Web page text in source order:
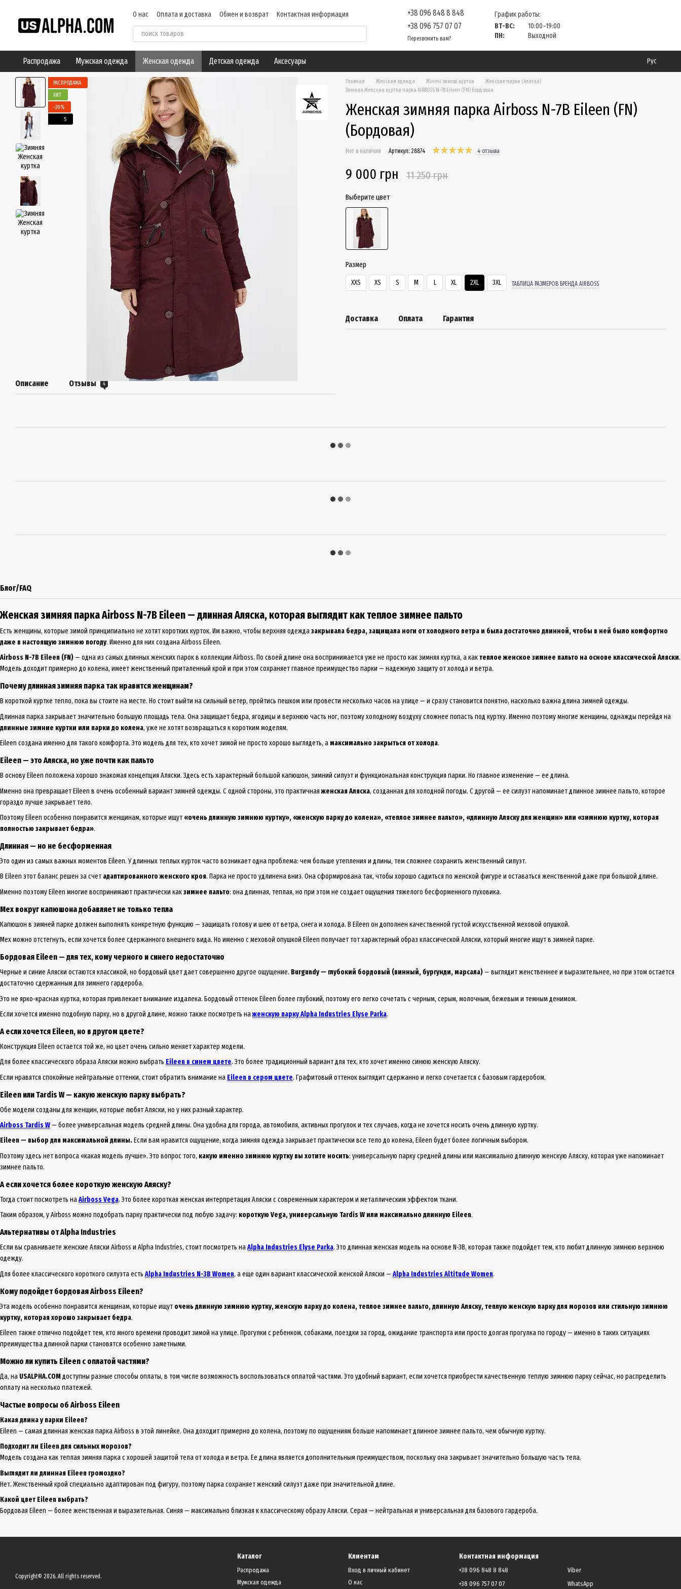
О нас Оплата и доставка Обмен и возврат
Контактная информация
Пользовательское соглашение
Отзывы о магазине Блог
+38 096 848 8 848
+38 096 757 07 07
Перезвонить вам?
График работы:
ВТ-ВС:
10:00–19:00
ПН:
Выходной
Распродажа Мужская одежда Женская одежда Детская одежда Аксесуары Рус
РАСПРОДАЖА
ХИТ
−20%
5
Описание Отзывы 4
Главная Женская одежда Жіночі зимові куртки
Женские парки (Аляска)
Зимняя Женская куртка парка AIRBOSS N-7B Eileen (FN) Бордовая
Женская зимняя парка Airboss N-7B Eileen (FN)
(Бордовая)
Нет в наличии Артикул: 28874 4 отзыва
9 000 грн 11 250 грн
Выберите цвет
Размер
XXS XS S M L XL 2XL 3XL ТАБЛИЦА РАЗМЕРОВ БРЕНДА AIRBOSS
Доставка Оплата Гарантия
Блог/FAQ
Женская зимняя парка Airboss N-7B Eileen — длинная Аляска, которая выглядит как теплое зимнее пальто
Есть женщины, которые зимой принципиально не хотят коротких курток. Им важно, чтобы верхняя одеждазакрывала бедра, защищала ноги от холодного ветра и была достаточно длинной, чтобы в ней было комфортно
даже в настоящую зимнюю погоду. Именно для них создана Airboss Eileen.
Airboss N-7B Eileen (FN) — одна из самых длинных женских парок в коллекции Airboss. По своей длине она воспринимается уже не просто как зимняя куртка, а кактеплое женское зимнее пальто на основе классической Аляски.
Модель доходит примерно до колена, имеет женственный приталенный крой и при этом сохраняет главное преимущество парки — надежную защиту от холода и ветра.
Почему длинная зимняя парка так нравится женщинам?
В короткой куртке тепло, пока вы стоите на месте. Но стоит выйти на сильный ветер, пройтись пешком или провести несколько часов на улице — и сразу становится понятно, насколько важна длина зимней одежды.
Длинная парка закрывает значительно большую площадь тела. Она защищает бедра, ягодицы и верхнюю часть ног, поэтому холодному воздуху сложнее попасть под куртку. Именно поэтому многие женщины, однажды перейдя на
длинные зимние куртки или парки до колена, уже не хотят возвращаться к коротким моделям.
Eileen создана именно для такого комфорта. Это модель для тех, кто хочет зимой не просто хорошо выглядеть, а максимально закрыться от холода.
Eileen — это Аляска, но уже почти как пальто
В основу Eileen положена хорошо знакомая концепция Аляски. Здесь есть характерный большой капюшон, зимний силуэт и функциональная конструкция парки. Но главное изменение — ее длина.
Именно она превращает Eileen в очень особенный вариант зимней одежды. С одной стороны, это практичнаяженская Аляска, созданная для холодной погоды. С другой — ее силуэт напоминает длинное зимнее пальто, которое
гораздо лучше закрывает тело.
Поэтому Eileen особенно понравится женщинам, которые ищут «очень длинную зимнюю куртку», «женскую парку до колена», «теплое зимнее пальто», «длинную Аляску для женщин» или «зимнюю куртку, которая
полностью закрывает бедра».
Длинная — но не бесформенная
Это один из самых важных моментов Eileen. У длинных теплых курток часто возникает одна проблема: чем больше утепления и длины, тем сложнее сохранить женственный силуэт.
В Eileen этот баланс решен за счет адаптированного женского кроя. Парка не просто удлинена вниз. Она сформирована так, чтобы хорошо садиться по женской фигуре и оставаться женственной даже при большой длине.
Именно поэтому Eileen многие воспринимают практически какзимнее пальто: она длинная, теплая, но при этом не создает ощущения тяжелого бесформенного пуховика.
Мех вокруг капюшона добавляет не только тепла
Капюшон в зимней парке должен выполнять конкретную функцию — защищать голову и шею от ветра, снега и холода. В Eileen он дополнен качественной густой искусственной меховой опушкой.
Мех можно отстегнуть, если хочется более сдержанного внешнего вида. Но именно с меховой опушкой Eileen получает тот характерный образ классической Аляски, который многие ищут в зимней парке.
Бордовая Eileen — для тех, кому черного и синего недостаточно
Черные и синие Аляски остаются классикой, но бордовый цвет дает совершенно другое ощущение. Burgundy — глубокий бордовый (винный, бургунди, марсала) — выглядит женственнее и выразительнее, но при этом остается
достаточно сдержанным для зимнего гардероба.
Это не ярко-красная куртка, которая привлекает внимание издалека. Бордовый оттенок Eileen более глубокий, поэтому его легко сочетать с черным, серым, молочным, бежевым и темным денимом.
Если хочется именно подобную парку, но в другой длине, можно также посмотреть наженскую парку Alpha Industries Elyse Parka.
А если хочется Eileen, но в другом цвете?
Конструкция Eileen остается той же, но цвет очень сильно меняет характер модели.
Для более классического образа Аляски можно выбрать Eileen в синем цвете. Это более традиционный вариант для тех, кто хочет именно синюю женскую Аляску.
Если нравятся спокойные нейтральные оттенки, стоит обратить внимание на Eileen в сером цвете. Графитовый оттенок выглядит сдержанно и легко сочетается с базовым гардеробом.
Eileen или Tardis W — какую женскую парку выбрать?
Обе модели созданы для женщин, которые любят Аляски, но у них разный характер.
Airboss Tardis W — более универсальная модель средней длины. Она удобна для города, автомобиля, активных прогулок и тех случаев, когда не хочется носить очень длинную куртку.
Eileen — выбор для максимальной длины.Если вам нравится ощущение, когда зимняя одежда закрывает практически все тело до колена, Eileen будет более логичным выбором.
Поэтому здесь нет вопроса «какая модель лучше». Это вопрос того, какую именно зимнюю куртку вы хотите носить: универсальную парку средней длины или максимально длинную женскую Аляску, которая уже напоминает
зимнее пальто.
А если хочется более короткую женскую Аляску?
Тогда стоит посмотреть наAirboss Vega. Это более короткая женская интерпретация Аляски с современным характером и металлическим эффектом ткани.
Таким образом, у Airboss можно подобрать парку практически под любую задачу: короткую Vega, универсальную Tardis W или максимально длинную Eileen.
Альтернативы от Alpha Industries
Если вы сравниваете женские Аляски Airboss и Alpha Industries, стоит посмотреть наAlpha Industries Elyse Parka. Это длинная женская модель на основе N-3B, которая также подойдет тем, кто любит длинную зимнюю верхнюю
одежду.
Для более классического короткого силуэта есть Alpha Industries N-3B Women, а еще один вариант классической женской Аляски — Alpha Industries Altitude Women.
Кому подойдет бордовая Airboss Eileen?
Эта модель особенно понравится женщинам, которые ищут очень длинную зимнюю куртку, женскую парку до колена, теплое зимнее пальто, длинную Аляску, теплую женскую парку для морозов или стильную зимнюю
куртку, которая хорошо закрывает бедра.
Eileen также отлично подойдет тем, кто много времени проводит зимой на улице. Прогулки с ребенком, собаками, поездки за город, ожидание транспорта или просто долгая прогулка по городу — именно в таких ситуациях
преимущества длинной парки становятся особенно заметными.
Можно ли купить Eileen с оплатой частями?
Да, на USALPHA.COMдоступны разные способы оплаты, в том числе возможность воспользоваться оплатой частями. Это удобный вариант, если хочется приобрести качественную теплую зимнюю парку сейчас, но распределить
оплату на несколько платежей.
Частые вопросы об Airboss Eileen
Какая длина у парки Eileen?
Eileen — самая длинная женская парка Airboss в этой линейке. Она доходит примерно до колена, поэтому по ощущениям больше напоминает длинное зимнее пальто, чем обычную куртку.
Подходит ли Eileen для сильных морозов?
Модель создана как теплая зимняя парка с хорошей защитой тела от холода и ветра. Ее длина является дополнительным преимуществом, поскольку она закрывает значительно большую часть тела.
Выглядит ли длинная Eileen громоздко?
Нет. Женственный крой специально адаптирован под фигуру, поэтому парка сохраняет женский силуэт даже при значительной длине.
Какой цвет Eileen выбрать?
Бордовая Eileen — более женственная и выразительная. Синяя — максимально близкая к классическому образу Аляски. Серая — нейтральная и универсальная для базового гардероба.
Copyright© 2026. All rights reserved.
Каталог
Распродажа
Мужская одежда
Клиентам
Вход в личный кабинет
О нас
Контактная информация
+38 096 848 8 848
+38 096 757 07 07
Viber
WhatsApp